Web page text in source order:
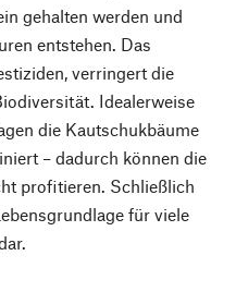
gehalten werden und
entstehen. Das
verringert die
Idealerweise
die Kautschukbäume
– dadurch können die
profitieren. Schließlich
für viele